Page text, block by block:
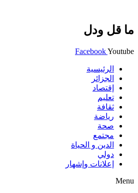
ما قل ودل
FacebookYoutube
الرئيسية
الجزائر
إقتصاد
تعليم
ثقافة
رياضة
صحة
مجتمع
الدين و الحياة
دولي
إعلانات وإشهار
Menu